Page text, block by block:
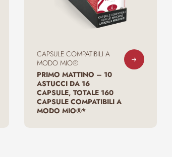
CAPSULE COMPATIBILI A
MODO MIO®
PRIMO MATTINO – 10
ASTUCCI DA 16
CAPSULE, TOTALE 160
CAPSULE COMPATIBILI A
MODO MIO®*